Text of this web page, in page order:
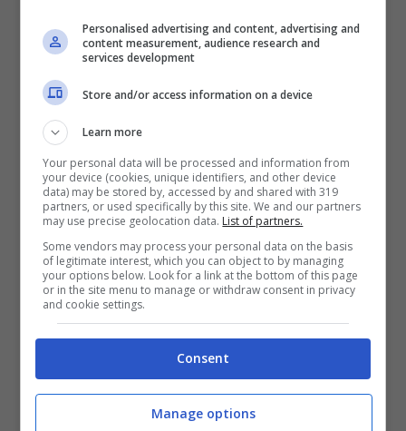
recente una notizia ha fatto il giro della rete
in men che non si dica. Cambia di nuovo
l’orario della messa in onda, gli episodi infatti
a partire da
Ogni puntata durerà infatti circa
Personalised advertising and content, advertising and
content measurement, audience research and
services development
Store and/or access information on a device
Learn more
Your personal data will be processed and information from
your device (cookies, unique identifiers, and other device
data) may be stored by, accessed by and shared with 319
partners, or used specifically by this site. We and our partners
may use precise geolocation data. List of partners.
Some vendors may process your personal data on the basis
of legitimate interest, which you can object to by managing
your options below. Look for a link at the bottom of this page
or in the site menu to manage or withdraw consent in privacy
and cookie settings.
Consent
Manage options